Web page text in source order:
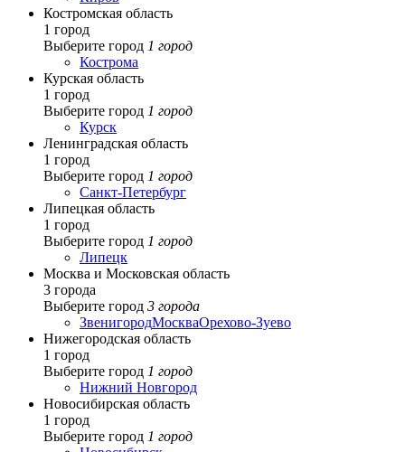
Костромская область
1 город
Выберите город 1 город
Кострома
Курская область
1 город
Выберите город 1 город
Курск
Ленинградская область
1 город
Выберите город 1 город
Санкт-Петербург
Липецкая область
1 город
Выберите город 1 город
Липецк
Москва и Московская область
3 города
Выберите город 3 города
ЗвенигородМоскваОрехово-Зуево
Нижегородская область
1 город
Выберите город 1 город
Нижний Новгород
Новосибирская область
1 город
Выберите город 1 город